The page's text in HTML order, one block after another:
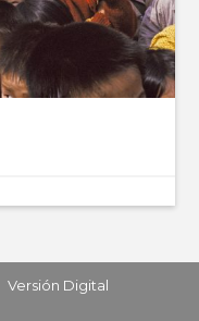
Versión Digital